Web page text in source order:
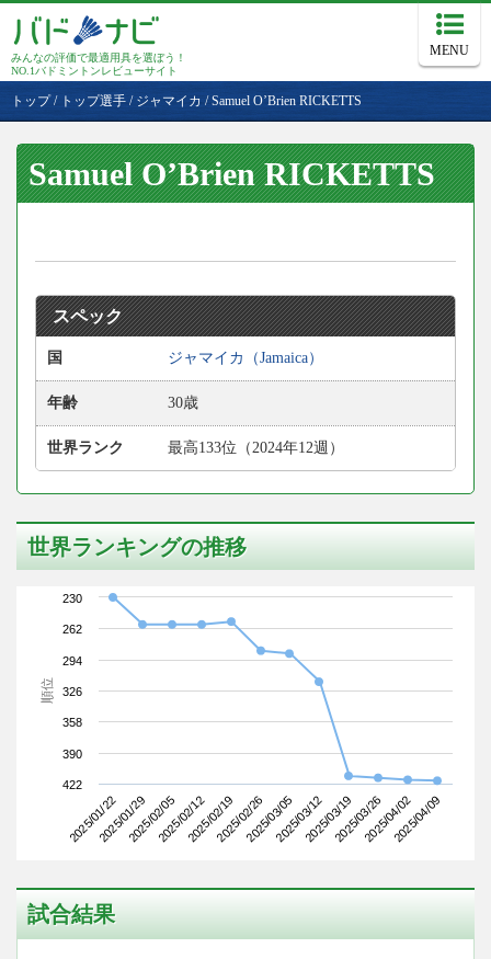
みんなの評価で最適用具を選ぼう！
NO.1バドミントンレビューサイト
MENU
トップ/ トップ選手 / ジャマイカ /Samuel O’Brien RICKETTS
Samuel O’Brien RICKETTS
スペック
国 ジャマイカ（Jamaica）
年齢 30歳
世界ランク 最高133位（2024年12週）
世界ランキングの推移
順位
2025/01/222025/01/292025/02/052025/02/122025/02/192025/02/262025/03/052025/03/122025/03/192025/03/262025/04/022025/04/09
230
262
294
326
358
390
422
試合結果